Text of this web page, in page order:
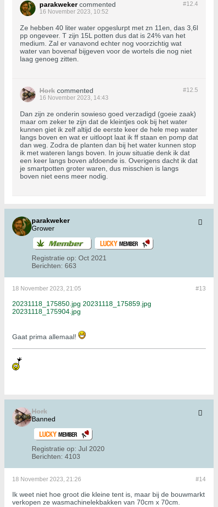
#12.4
parakweker commented
16 November 2023, 10:52
Ze hebben 40 liter water opgeslurpt met zn 11en, das 3,6l
pp ongeveer. T zijn 15L potten dus dat is 24% van het
medium. Zal er vanavond echter nog voorzichtig wat
water van bovenaf bijgeven voor de wortels die nog niet
laag genoeg zitten.
#12.5
Hork commented
16 November 2023, 14:43
Dan zijn ze onderin sowieso goed verzadigd (goeie zaak)
maar om zeker te zijn dat de kleintjes ook bij het water
kunnen giet ik zelf altijd de eerste keer de hele mep water
langs boven en wat er uitloopt laat ik ff staan en pomp dat
dan weg. Zodra de planten dan bij het water kunnen stop
ik met wateren langs boven. In jouw situatie denk ik dat
een keer langs boven afdoende is. Overigens dacht ik dat
je smartpotten groter waren, dus misschien is langs
boven niet eens meer nodig.
parakweker
Grower
Registratie op: Oct 2021
Berichten: 663
#13
18 November 2023, 21:05
20231118_175850.jpg 20231118_175859.jpg
20231118_175904.jpg
Gaat prima allemaal!
Hork
Banned
Registratie op: Jul 2020
Berichten: 4103
#14
18 November 2023, 21:26
Ik weet niet hoe groot die kleine tent is, maar bij de bouwmarkt
verkopen ze wasmachinelekbakken van 70cm x 70cm.